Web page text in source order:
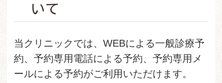
いて
当クリニックでは、WEBによる一般診療予
約、予約専用電話による予約、予約専用メ
ールによる予約がご利用いただけます。